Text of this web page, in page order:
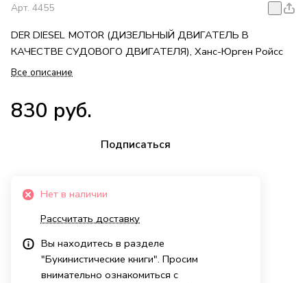
Арт. 4455
DER DIESEL MOTOR (ДИЗЕЛЬНЫЙ ДВИГАТЕЛЬ В
КАЧЕСТВЕ СУДОВОГО ДВИГАТЕЛЯ), Ханс-Юрген Ройсс
Все описание
830 руб.
Подписаться
Нет в наличии
Рассчитать доставку
Вы находитесь в разделе
"Букинистические книги". Просим
внимательно ознакомиться с